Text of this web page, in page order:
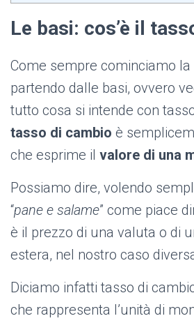
Le basi: cos’è il
Come sempre cominciamo
partendo dalle basi, ovvero
tutto cosa si intende con
tasso di cambio è
che esprime il valore di una
Possiamo dire, volendo
“pane e salame” come piace
è il prezzo di una valuta o di
estera, nel nostro caso
Diciamo infatti tasso di
che rappresenta l’unità di